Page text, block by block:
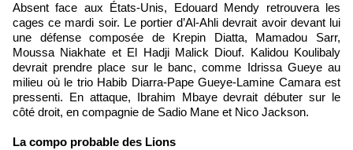
Absent face aux États-Unis, Edouard Mendy retrouvera les
cages ce mardi soir. Le portier d’Al-Ahli devrait avoir devant lui
une défense composée de Krepin Diatta, Mamadou Sarr,
Moussa Niakhate et El Hadji Malick Diouf. Kalidou Koulibaly
devrait prendre place sur le banc, comme Idrissa Gueye au
milieu où le trio Habib Diarra-Pape Gueye-Lamine Camara est
pressenti. En attaque, Ibrahim Mbaye devrait débuter sur le
côté droit, en compagnie de Sadio Mane et Nico Jackson.
La compo probable des Lions